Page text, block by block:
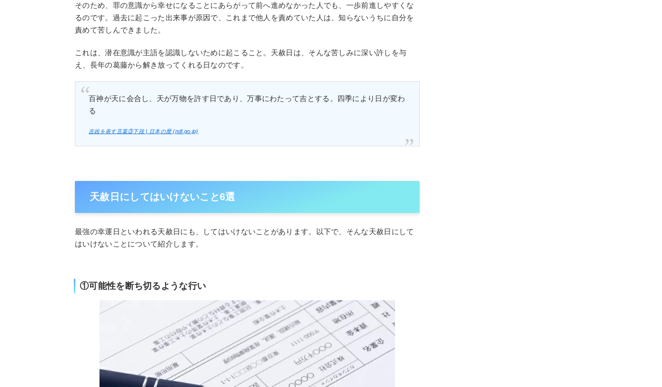
そのため、罪の意識から幸せになることにあらがって前へ進めなかった人でも、一歩前進しやすくな
るのです。過去に起こった出来事が原因で、これまで他人を責めていた人は、知らないうちに自分を
責めて苦しんできました。
これは、潜在意識が主語を認識しないために起こること。天赦日は、そんな苦しみに深い許しを与
え、長年の葛藤から解き放ってくれる日なのです。
百神が天に会合し、天が万物を許す日であり、万事にわたって吉とする。四季により日が変わ
る
吉凶を表す言葉③下段 | 日本の暦 (ndl.go.jp)
天赦日にしてはいけないこと6選
最強の幸運日といわれる天赦日にも、してはいけないことがあります。以下で、そんな天赦日にして
はいけないことについて紹介します。
①可能性を断ち切るような行い